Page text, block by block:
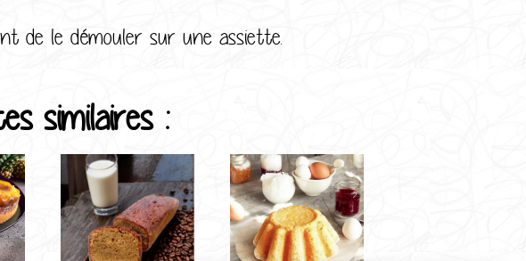
de le démouler sur une assiette.
similaires :